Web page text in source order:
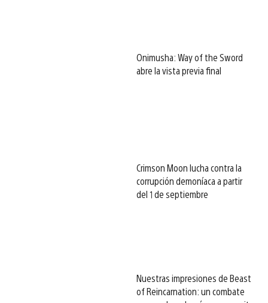
Onimusha: Way of the Sword
abre la vista previa final
Crimson Moon lucha contra la
corrupción demoníaca a partir
del 1 de septiembre
Nuestras impresiones de Beast
of Reincarnation: un combate